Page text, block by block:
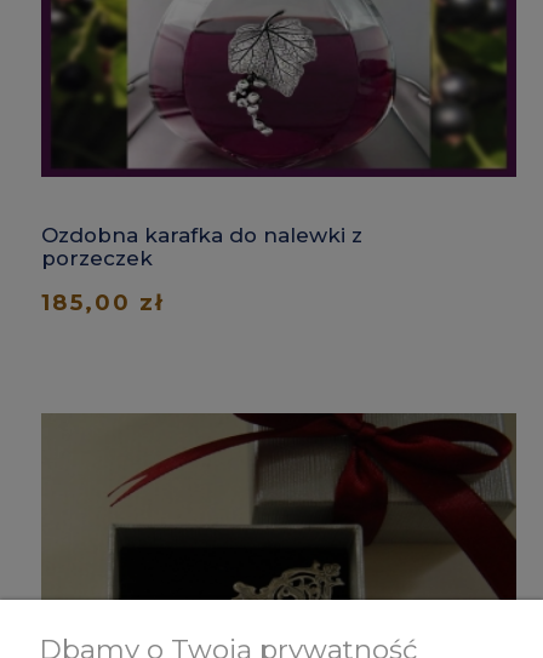
Ozdobna karafka do nalewki z
porzeczek
185,00 zł
Dbamy o Twoją prywatność